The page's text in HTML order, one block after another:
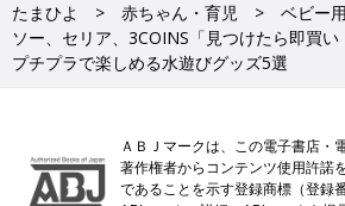
たまひよ 赤ちゃん・育児 ベビー
ソー、セリア、3COINS「見つけたら即買い
プチプラで楽しめる水遊びグッズ5選
ＡＢＪマークは、この電子書店・
著作権者からコンテンツ使用許諾
であることを示す登録商標（登録